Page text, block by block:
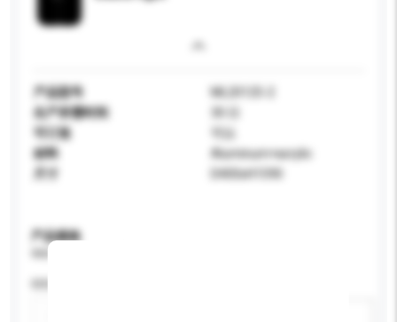
产品型号
ML20125-2
生产所需时间
30 日
可订造
可以
材料
Aluminum+acrylic
D400xH1590
产品规格